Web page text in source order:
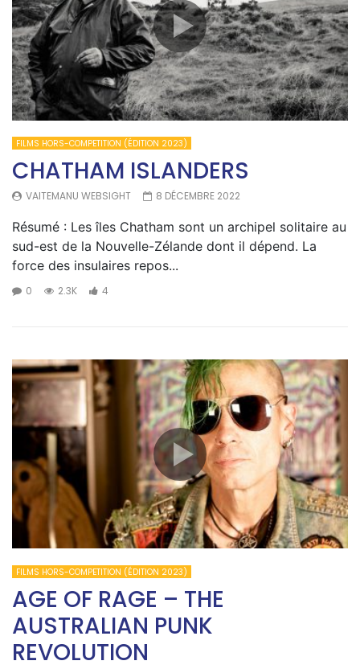
FILMS HORS-COMPETITION (ÉDITION 2023)
CHATHAM ISLANDERS
VAITEMANU WEBSIGHT 8 DÉCEMBRE 2022
Résumé : Les îles Chatham sont un archipel solitaire au
sud-est de la Nouvelle-Zélande dont il dépend. La
force des insulaires repos...
0 2.3K 4
FILMS HORS-COMPETITION (ÉDITION 2023)
AGE OF RAGE – THE
AUSTRALIAN PUNK
REVOLUTION